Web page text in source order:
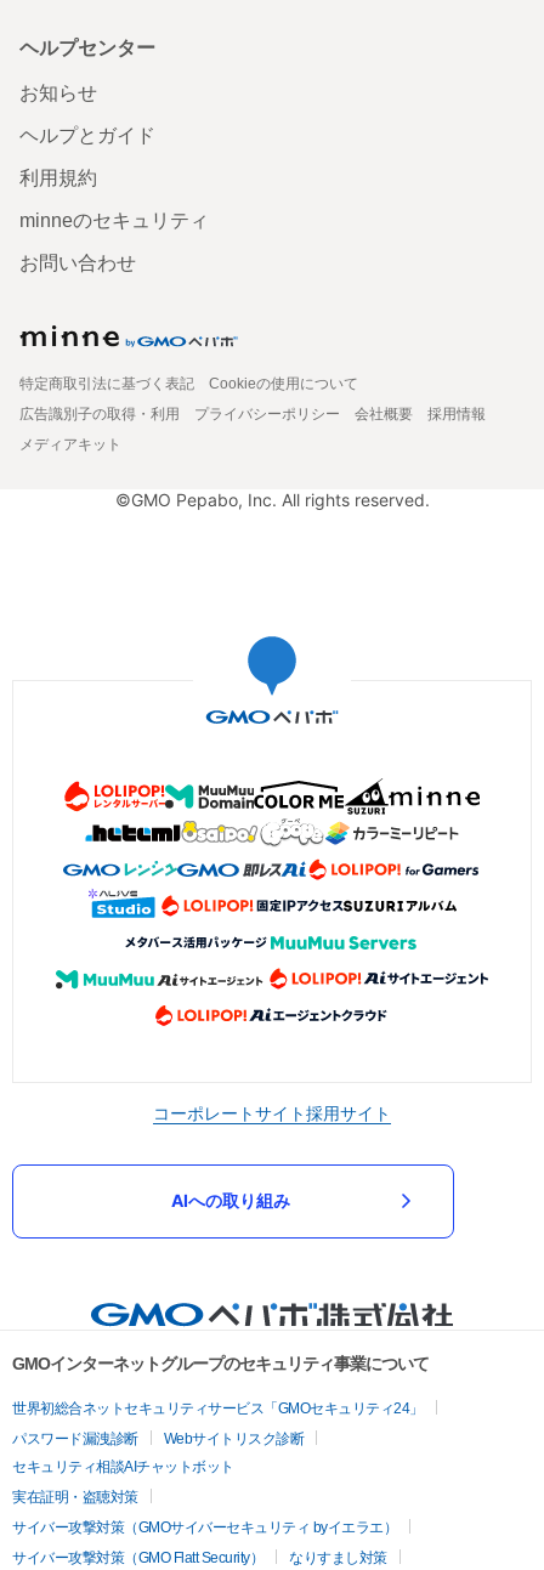
ヘルプセンター
お知らせ
ヘルプとガイド
利用規約
minneのセキュリティ
お問い合わせ
特定商取引法に基づく表記
Cookieの使用について
広告識別子の取得・利用
プライバシーポリシー 会社概要
採用情報
メディアキット
©GMO Pepabo, Inc. All rights reserved.
コーポレートサイト採用サイト
AIへの取り組み
GMOインターネットグループのセキュリティ事業について
世界初総合ネットセキュリティサービス「GMOセキュリティ24」
パスワード漏洩診断
Webサイトリスク診断
セキュリティ相談AIチャットボット
実在証明・盗聴対策
サイバー攻撃対策（GMOサイバーセキュリティ byイエラエ）
サイバー攻撃対策（GMO Flatt Security）
なりすまし対策